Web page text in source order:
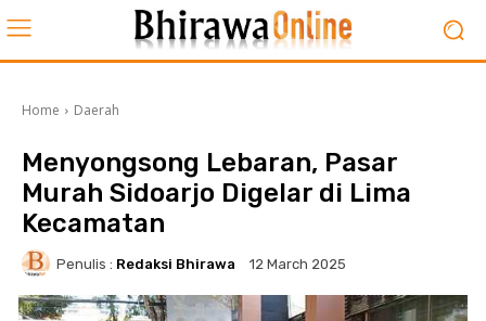
Home Daerah
Menyongsong Lebaran, Pasar
Murah Sidoarjo Digelar di Lima
Kecamatan
Penulis : Redaksi Bhirawa 12 March 2025